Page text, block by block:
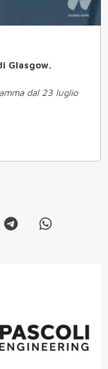
Glasgow.
dal 23 luglio